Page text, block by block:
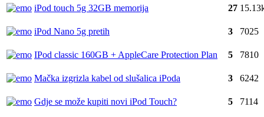
iPod touch 5g 32GB memorija 27
iPod Nano 5g pretih 3 7025
IPod classic 160GB + AppleCare Protection Plan 5 7810
Mačka izgrizla kabel od slušalica iPoda 3 6242
Gdje se može kupiti novi iPod Touch? 5 7114